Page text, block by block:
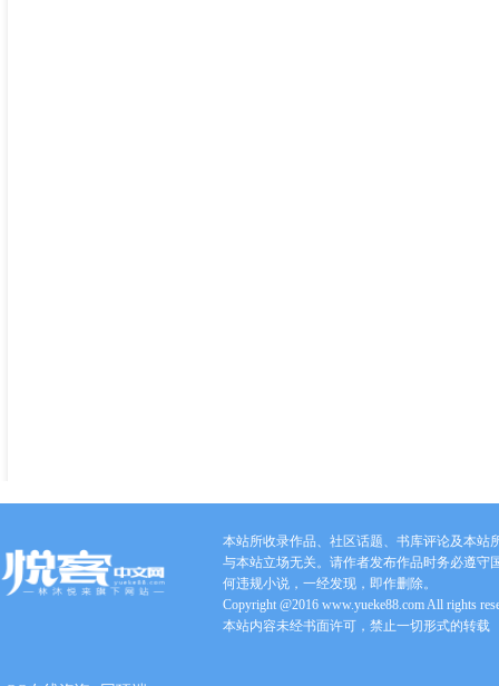
本站所收录作品、社区话题、书库评论及本站
与本站立场无关。请作者发布作品时务必遵守
何违规小说，一经发现，即作删除。
Copyright @2016 www.yueke88.com All rights
本站内容未经书面许可，禁止一切形式的转载